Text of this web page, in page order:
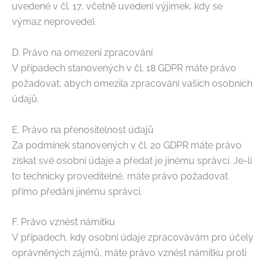
uvedené v čl. 17, včetně uvedení výjimek, kdy se
výmaz neprovede).
D. Právo na omezení zpracování
V případech stanovených v čl. 18 GDPR máte právo
požadovat, abych omezila zpracování vašich osobních
údajů.
E. Právo na přenositelnost údajů
Za podmínek stanovených v čl. 20 GDPR máte právo
získat své osobní údaje a předat je jinému správci. Je-li
to technicky proveditelné, máte právo požadovat
přímo předání jinému správci.
F. Právo vznést námitku
V případech, kdy osobní údaje zpracovávám pro účely
oprávněných zájmů, máte právo vznést námitku proti